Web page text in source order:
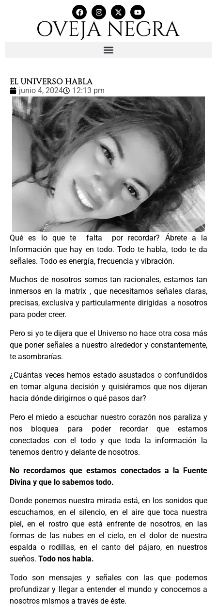
EL UNIVERSO HABLA
junio 4, 2024 12:13 pm
Qué es lo que te falta por recordar? Ábrete a la
Información que hay en todo. Todo te habla, todo te da
señales. Todo es energía, frecuencia y vibración.
Muchos de nosotros somos tan racionales, estamos tan
inmersos en la matrix , que necesitamos señales claras,
precisas, exclusiva y particularmente dirigidas a nosotros
para poder creer.
Pero si yo te dijera que el Universo no hace otra cosa más
que poner señales a nuestro alrededor y constantemente,
te asombrarías.
¿Cuántas veces hemos estado asustados o confundidos
en tomar alguna decisión y quisiéramos que nos dijeran
hacia dónde dirigirnos o qué pasos dar?
Pero el miedo a escuchar nuestro corazón nos paraliza y
nos bloquea para poder recordar que estamos
conectados con el todo y que toda la información la
tenemos dentro y delante de nosotros.
No recordamos que estamos conectados a la Fuente
Divina y que lo sabemos todo.
Donde ponemos nuestra mirada está, en los sonidos que
escuchamos, en el silencio, en el aire que toca nuestra
piel, en el rostro que está enfrente de nosotros, en las
formas de las nubes en el cielo, en el dolor de nuestra
espalda o rodillas, en el canto del pájaro, en nuestros
sueños. Todo nos habla.
Todo son mensajes y señales con las que podemos
profundizar y llegar a entender el mundo y conocernos a
nosotros mismos a través de éste.